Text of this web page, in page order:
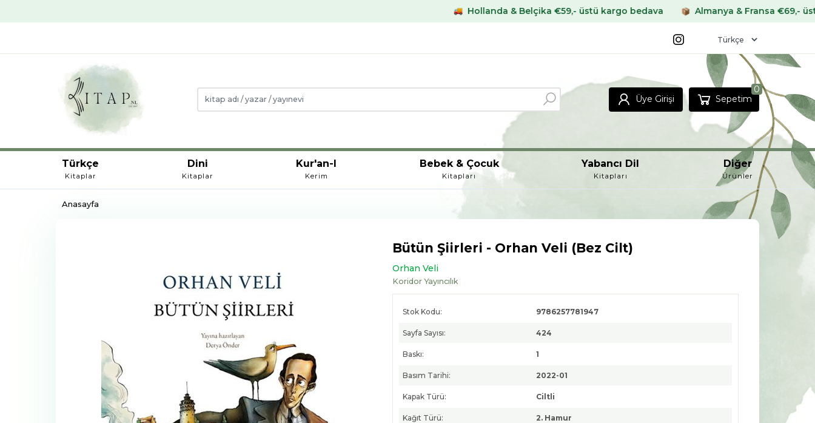
Hollanda & Belçika €59,- üstü kargo bedava Almanya & Fransa €69,- üstü kargo
Üye Girişi Sepetim
0
Türkçe
Kitaplar
Dini
Kitaplar
Kur'an-I
Kerim
Bebek & Çocuk
Kitapları
Yabancı Dil
Kitapları
Diğer
Ürünler
Anasayfa
Bütün Şiirleri - Orhan Veli (Bez Cilt)
Orhan Veli
Koridor Yayıncılık
Stok Kodu: 9786257781947
Sayfa Sayısı: 424
Baskı: 1
Basım Tarihi: 2022-01
Kapak Türü: Ciltli
Kağıt Türü: 2. Hamur